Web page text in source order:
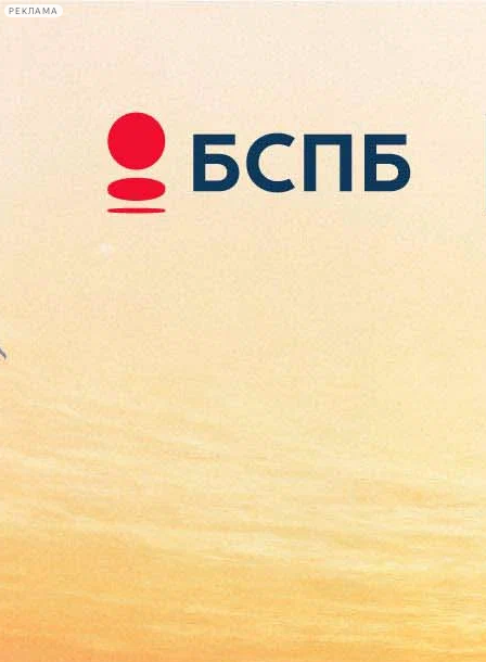
РЕКЛАМА
Сегодня:
2026.08.09
16:17
Афиша Plus
В МХТ отменяют спектакли
в связи со смертью Табакова
12 марта 2018,20:03 Версия для печати